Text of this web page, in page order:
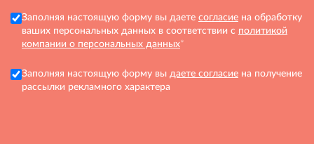
Заполняя настоящую форму вы даете согласие на обработку
ваших персональных данных в соответствии с политикой
компании о персональных данных*
Заполняя настоящую форму вы даете согласие на получение
рассылки рекламного характера